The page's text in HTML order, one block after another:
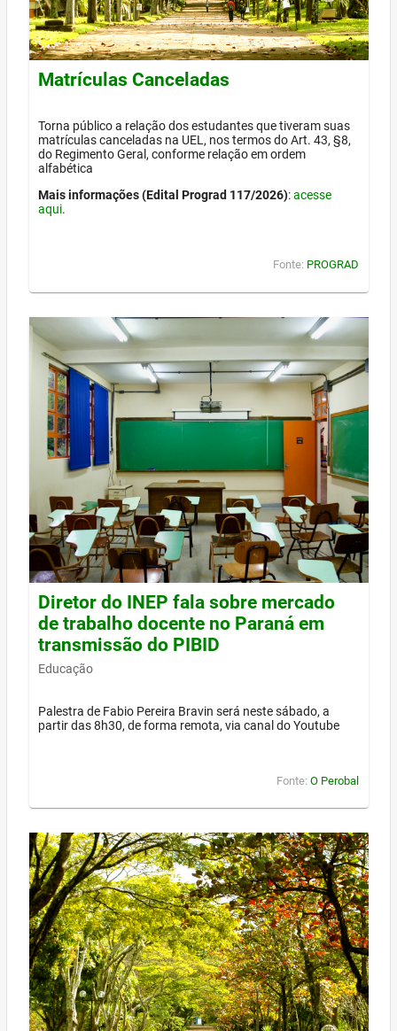
Matrículas Canceladas
Torna público a relação dos estudantes que tiveram suas
matrículas canceladas na UEL, nos termos do Art. 43, §8,
do Regimento Geral, conforme relação em ordem
alfabética
Mais informações (Edital Prograd 117/2026):acesse
aqui.
Fonte: PROGRAD
Diretor do INEP fala sobre mercado
de trabalho docente no Paraná em
transmissão do PIBID
Educação
Palestra de Fabio Pereira Bravin será neste sábado, a
partir das 8h30, de forma remota, via canal do Youtube
Fonte: O Perobal